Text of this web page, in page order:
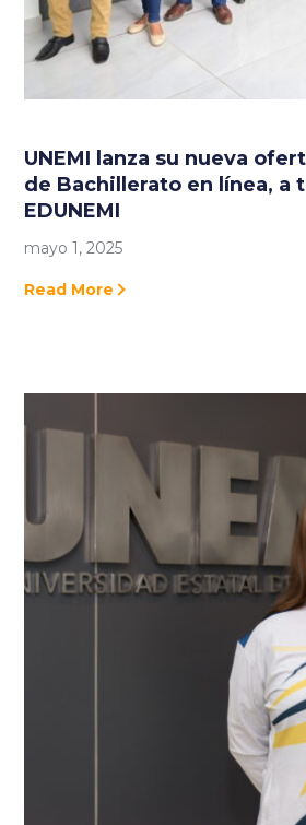
UNEMI lanza su nueva
de Bachillerato en línea, a
EDUNEMI
mayo 1, 2025
Read More